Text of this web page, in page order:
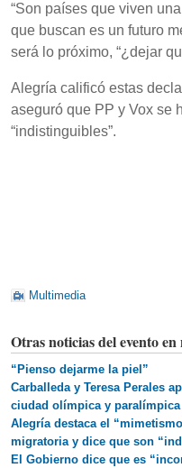
“Son países que viven
que buscan es un futuro
será lo próximo, “¿dejar
Alegría calificó estas
aseguró que PP y Vox se
“indistinguibles”.
Multimedia
Otras noticias del evento
“Pienso dejarme la piel”
Carballeda y Teresa Perales
ciudad olímpica y paralímpica
Alegría destaca el
migratoria y dice que son
El Gobierno dice que es